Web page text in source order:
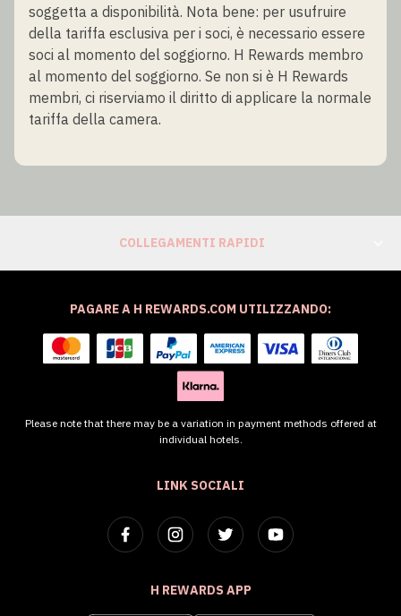
soggetta a disponibilità. Nota bene: per usufruire
della tariffa esclusiva per i soci, è necessario essere
soci al momento del soggiorno. H Rewards membro
al momento del soggiorno. Se non si è H Rewards
membri, ci riserviamo il diritto di applicare la normale
tariffa della camera.
COLLEGAMENTI RAPIDI
LINK SOCIALI
H REWARDS APP
PAGARE A H REWARDS.COM UTILIZZANDO:
Please note that there may be a variation in payment methods offered at
individual hotels.